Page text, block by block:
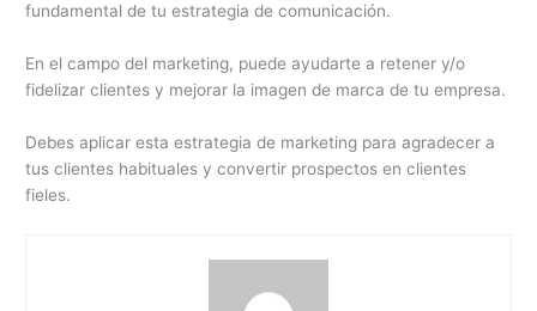
fundamental de tu estrategia de comunicación.
En el campo del marketing, puede ayudarte a retener y/o
fidelizar clientes y mejorar la imagen de marca de tu empresa.
Debes aplicar esta estrategia de marketing para agradecer a
tus clientes habituales y convertir prospectos en clientes
fieles.